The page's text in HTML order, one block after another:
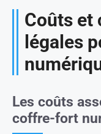
Coûts et
légales
Les coûts
coffre-fort